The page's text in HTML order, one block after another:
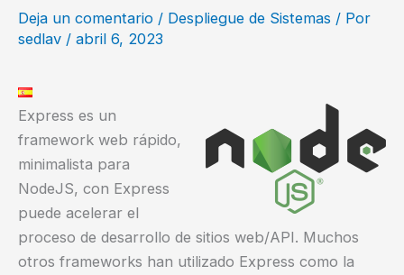
Deja un comentario / Despliegue de Sistemas / Por
sedlav / abril 6, 2023
Express es un
framework web rápido,
minimalista para
NodeJS, con Express
puede acelerar el
proceso de desarrollo de sitios web/API. Muchos
otros frameworks han utilizado Express como la